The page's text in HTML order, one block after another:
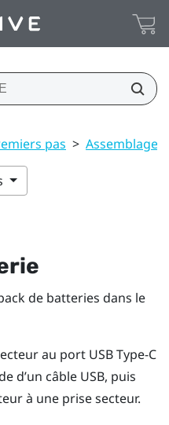
pas > Assemblage
de batteries dans le
au port USB Type-C
d’un câble USB, puis
à une prise secteur.